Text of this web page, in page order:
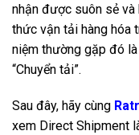
nhận được suôn sẻ và
thức vận tải hàng hóa
niệm thường gặp đó
“Chuyển tải”.
Sau đây, hãy cùng
xem Direct Shipment